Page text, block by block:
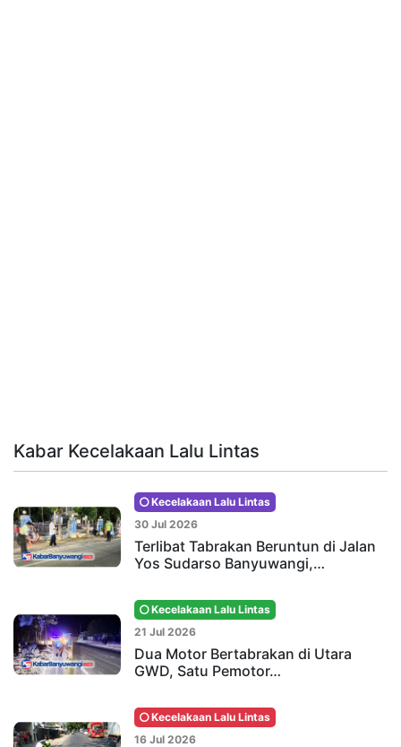
Kabar Kecelakaan Lalu Lintas
Kecelakaan Lalu Lintas
30 Jul 2026
Terlibat Tabrakan Beruntun di Jalan
Yos Sudarso Banyuwangi,…
Kecelakaan Lalu Lintas
21 Jul 2026
Dua Motor Bertabrakan di Utara
GWD, Satu Pemotor…
Kecelakaan Lalu Lintas
16 Jul 2026